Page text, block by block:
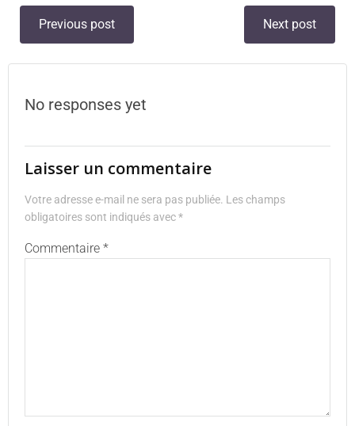
Previous post Next post
No responses yet
Laisser un commentaire
Votre adresse e-mail ne sera pas publiée. Les champs
obligatoires sont indiqués avec*
Commentaire *